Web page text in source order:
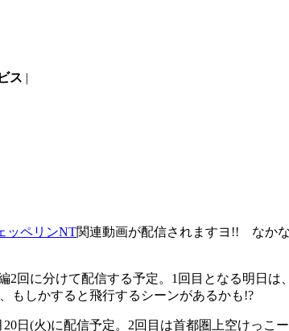
ス |
ッペリンNT関連動画が配信されますヨ!! なか
回に分けて配信する予定。1回目となる明日は
もしかすると飛行するシーンがあるかも!?
日(火)に配信予定。2回目は首都圏上空けっこ